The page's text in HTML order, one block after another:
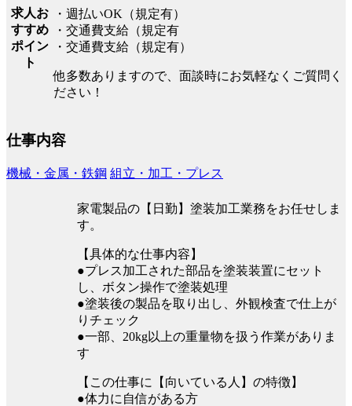
求人お
すすめ
ポイン
ト
・週払いOK（規定有）
・交通費支給（規定有
・交通費支給（規定有）
他多数ありますので、面談時にお気軽なくご質問く
ださい！
仕事内容
機械・金属・鉄鋼 組立・加工・プレス
家電製品の【日勤】塗装加工業務をお任せしま
す。
【具体的な仕事内容】
●プレス加工された部品を塗装装置にセット
し、ボタン操作で塗装処理
●塗装後の製品を取り出し、外観検査で仕上が
りチェック
●一部、20kg以上の重量物を扱う作業がありま
す
【この仕事に【向いている人】の特徴】
●体力に自信がある方